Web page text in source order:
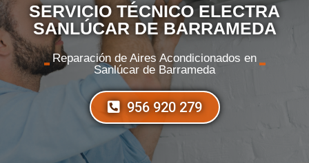
SERVICIO TÉCNICO ELECTRA
SANLÚCAR DE BARRAMEDA
Reparación de Aires Acondicionados en
Sanlúcar de Barrameda
956 920 279